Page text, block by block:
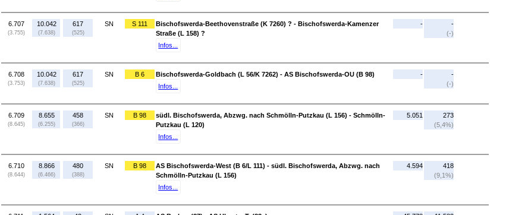
6.707
(3.755)
10.042
(7.638)
617
(525)
SN S 111
Bischofswerda-Beethovenstraße (K 7260) ? - Bischofswerda-Kamenzer
Straße (L 158) ?
Infos...
-
-
(-)
6.708
(3.753)
10.042
(7.638)
617
(525)
SN B 6
Bischofswerda-Goldbach (L 56/K 7262) - AS Bischofswerda-OU (B 98)
Infos...
-
-
(-)
6.709
(8.645)
8.655
(6.255)
458
(366)
SN B 98
südl. Bischofswerda, Abzwg. nach Schmölln-Putzkau (L 156) - Schmölln-
Putzkau (L 120)
Infos...
5.051
273
(5,4%)
6.710
(8.644)
8.866
(6.466)
480
(388)
SN B 98
AS Bischofswerda-West (B 6/L 111) - südl. Bischofswerda, Abzwg. nach
Schmölln-Putzkau (L 156)
Infos...
4.594
418
(9,1%)